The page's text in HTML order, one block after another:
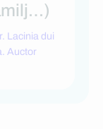
Lacinia dui
Auctor